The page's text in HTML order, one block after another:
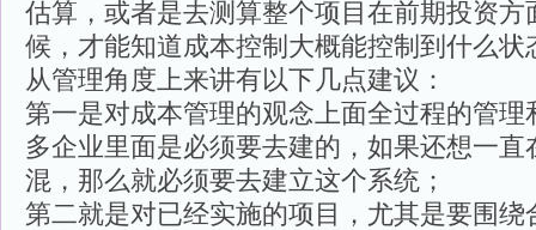
估算，或者是去测算整个项目在前期投资方
候，才能知道成本控制大概能控制到什么状
从管理角度上来讲有以下几点建议：
第一是对成本管理的观念上面全过程的管理
多企业里面是必须要去建的，如果还想一直
混，那么就必须要去建立这个系统；
第二就是对已经实施的项目，尤其是要围绕